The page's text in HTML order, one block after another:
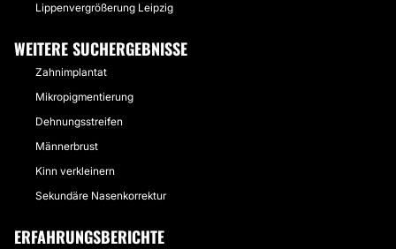
Lippenvergrößerung Leipzig
WEITERE SUCHERGEBNISSE
Zahnimplantat
Mikropigmentierung
Dehnungsstreifen
Männerbrust
Kinn verkleinern
Sekundäre Nasenkorrektur
ERFAHRUNGSBERICHTE